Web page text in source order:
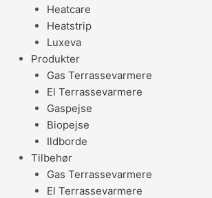
Heatcare
Heatstrip
Luxeva
Produkter
Gas Terrassevarmere
El Terrassevarmere
Gaspejse
Biopejse
Ildborde
Tilbehør
Gas Terrassevarmere
El Terrassevarmere